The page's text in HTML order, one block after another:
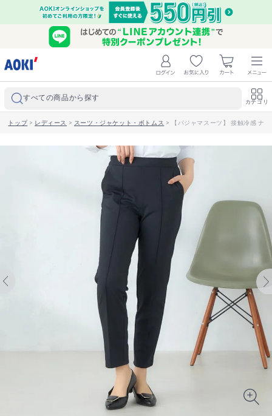
すべての商品から探す カテゴリ
トップ> レディース > スーツ・ジャケット・ボトムス > 【パジャマスーツ】 接触冷感 ナ